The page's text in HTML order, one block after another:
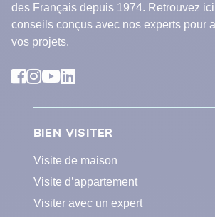
des Français depuis 1974. Retrouvez
conseils conçus avec nos experts pour
vos projets.
BIEN VISITER
Visite de maison
Visite d’appartement
Visiter avec un expert